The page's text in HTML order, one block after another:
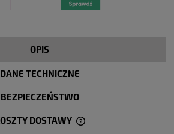
OPIS
DANE TECHNICZNE
BEZPIECZEŃSTWO
DOSTAWY
KOSZTÓW PŁATNOŚCI